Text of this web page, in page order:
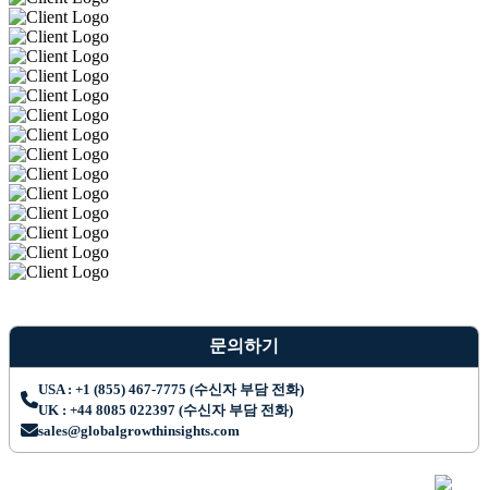
문의하기
USA : +1 (855) 467-7775 (수신자 부담 전화)
UK : +44 8085 022397 (수신자 부담 전화)
sales@globalgrowthinsights.com